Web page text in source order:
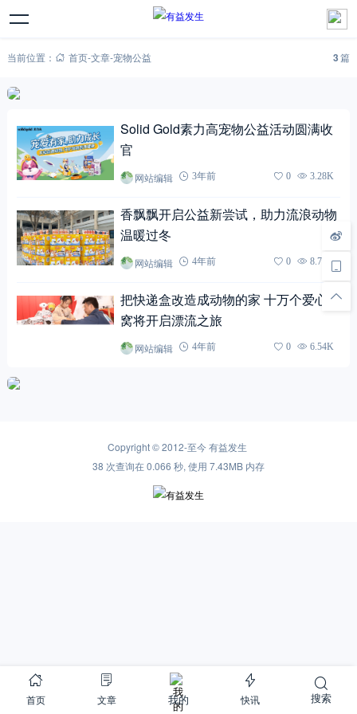
当前位置： 首页-文章-宠物公益 3篇
Solid Gold素力高宠物公益活动圆满收
官
网站编辑 3年前 0 3.28K
香飘飘开启公益新尝试，助力流浪动物
温暖过冬
网站编辑 4年前 0 8.77K
把快递盒改造成动物的家 十万个爱心小
窝将开启漂流之旅
网站编辑 4年前 0 6.54K
Copyright © 2012-至今有益发生
38 次查询在 0.066 秒, 使用 7.43MB 内存
首页 文章 我的 快讯 搜索